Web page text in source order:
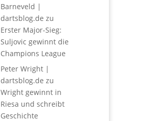
Barneveld |
dartsblog.de zu
Erster Major-Sieg:
Suljovic gewinnt die
Champions League
Peter Wright |
dartsblog.de zu
Wright gewinnt in
Riesa und schreibt
Geschichte